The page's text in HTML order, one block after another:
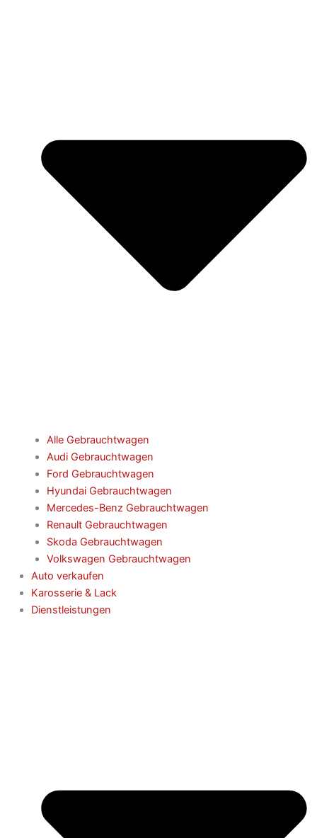
Alle Gebrauchtwagen
Audi Gebrauchtwagen
Ford Gebrauchtwagen
Hyundai Gebrauchtwagen
Mercedes-Benz Gebrauchtwagen
Renault Gebrauchtwagen
Skoda Gebrauchtwagen
Volkswagen Gebrauchtwagen
Auto verkaufen
Karosserie & Lack
Dienstleistungen